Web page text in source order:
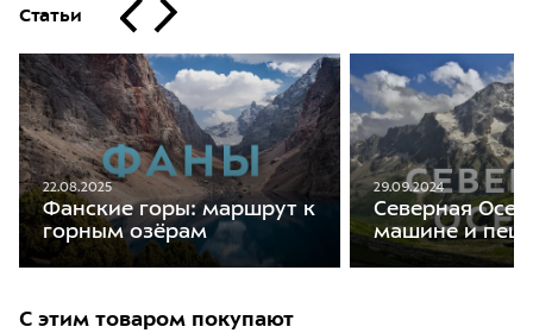
Статьи
22.08.2025
Фанские горы: маршрут к
горным озёрам
29.09.2024
Северная
машине и
С этим товаром покупают